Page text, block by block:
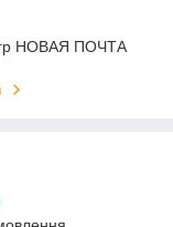
НОВАЯ ПОЧТА